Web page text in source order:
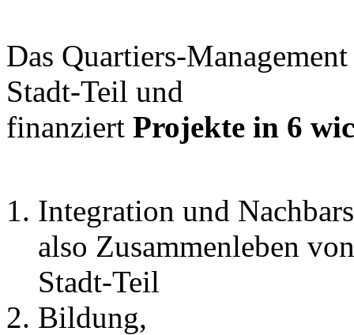
Das Quartiers-
Stadt-Teil und
finanziert Projekte in 6
Integration und
also Zusammenleben
Stadt-Teil
Bildung,